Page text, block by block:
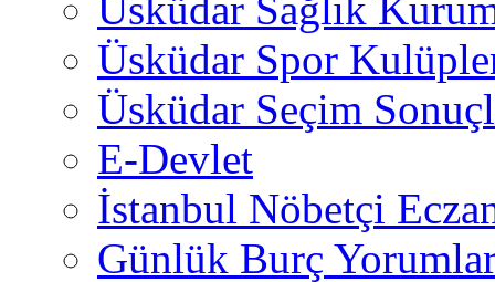
Üsküdar Sağlık
Üsküdar Spor
Üsküdar Seçim
E-Devlet
İstanbul Nöbetçi
Günlük Burç